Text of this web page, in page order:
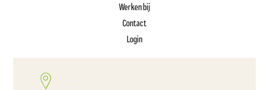
Werken bij
Contact
Login